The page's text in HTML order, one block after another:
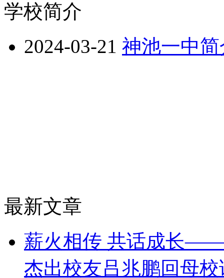
学校简介
2024-03-21 神池一中简
最新文章
薪火相传 共话成长——
杰出校友吕兆鹏回母校